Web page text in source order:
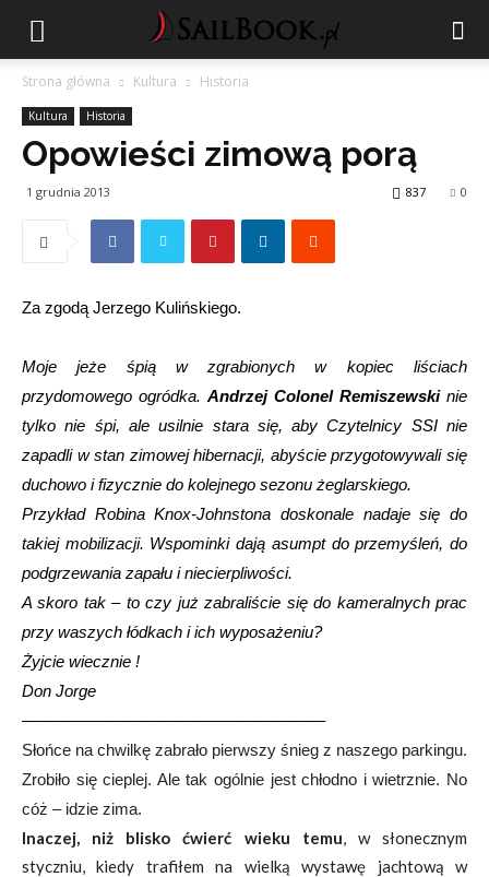
Strona główna Kultura Historia
Kultura Historia
Opowieści zimową porą
1 grudnia 2013 0
837
Za zgodą Jerzego Kulińskiego.
Moje jeże śpią w zgrabionych w kopiec liściach
przydomowego ogródka. Andrzej Colonel Remiszewskinie
tylko nie śpi, ale usilnie stara się, aby Czytelnicy SSI nie
zapadli w stan zimowej hibernacji, abyście przygotowywali się
duchowo i fizycznie do kolejnego sezonu żeglarskiego.
Przykład Robina Knox-Johnstona doskonale nadaje się do
takiej mobilizacji. Wspominki dają asumpt do przemyśleń, do
podgrzewania zapału i niecierpliwości.
A skoro tak – to czy już zabraliście się do kameralnych prac
przy waszych łódkach i ich wyposażeniu?
Żyjcie wiecznie !
Don Jorge
——————————————————–
Słońce na chwilkę zabrało pierwszy śnieg z naszego parkingu.
Zrobiło się cieplej. Ale tak ogólnie jest chłodno i wietrznie. No
cóż – idzie zima.
Inaczej, niż blisko ćwierć wieku temu, w słonecznym
styczniu, kiedy trafiłem na wielką wystawę jachtową w